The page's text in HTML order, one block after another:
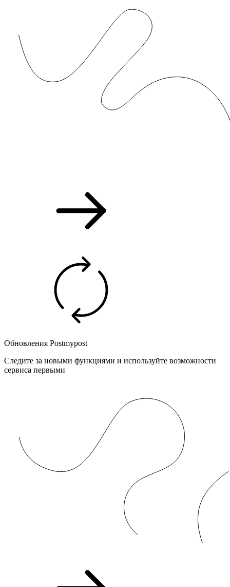
Обновления Postmypost
Следите за новыми функциями и используйте возможности
сервиса первыми